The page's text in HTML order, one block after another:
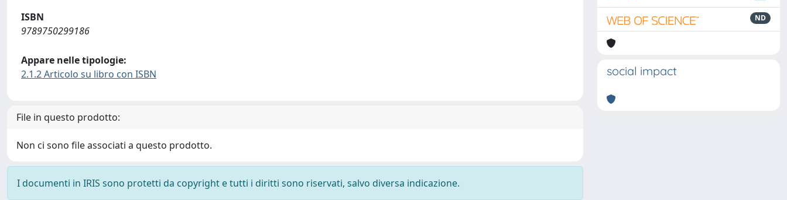
ISBN
9789750299186
Appare nelle tipologie:
2.1.2 Articolo su libro con ISBN
File in questo prodotto:
Non ci sono file associati a questo prodotto.
I documenti in IRIS sono protetti da copyright e tutti i diritti sono riservati, salvo diversa indicazione.
ND
social impact